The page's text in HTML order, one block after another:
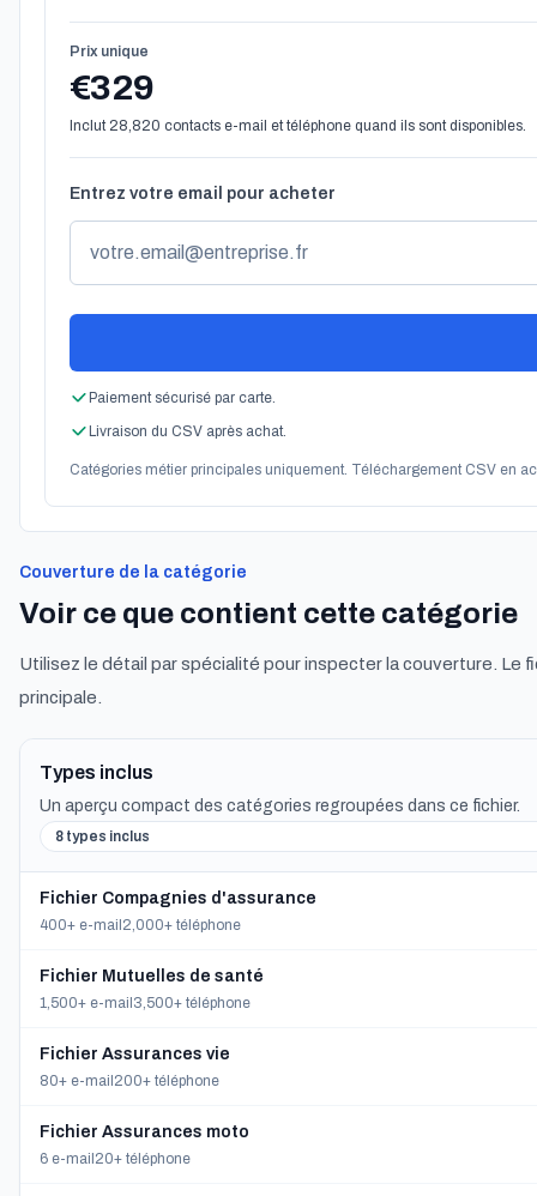
Prix unique
€329
Inclut 28,820 contacts e-mail et téléphone quand ils sont disponibles.
Entrez votre email pour acheter
Paiement sécurisé par carte.
Livraison du CSV après achat.
Catégories métier principales uniquement. Téléchargement CSV en
Couverture de la catégorie
Voir ce que contient cette catégorie
Utilisez le détail par spécialité pour inspecter la couverture.
principale.
Types inclus
Un aperçu compact des catégories regroupées dans ce fichier.
8 types inclus
Fichier Compagnies d'assurance
400+ e-mail 2,000+ téléphone
Fichier Mutuelles de santé
1,500+ e-mail 3,500+ téléphone
Fichier Assurances vie
80+ e-mail 200+ téléphone
Fichier Assurances moto
6 e-mail 20+ téléphone